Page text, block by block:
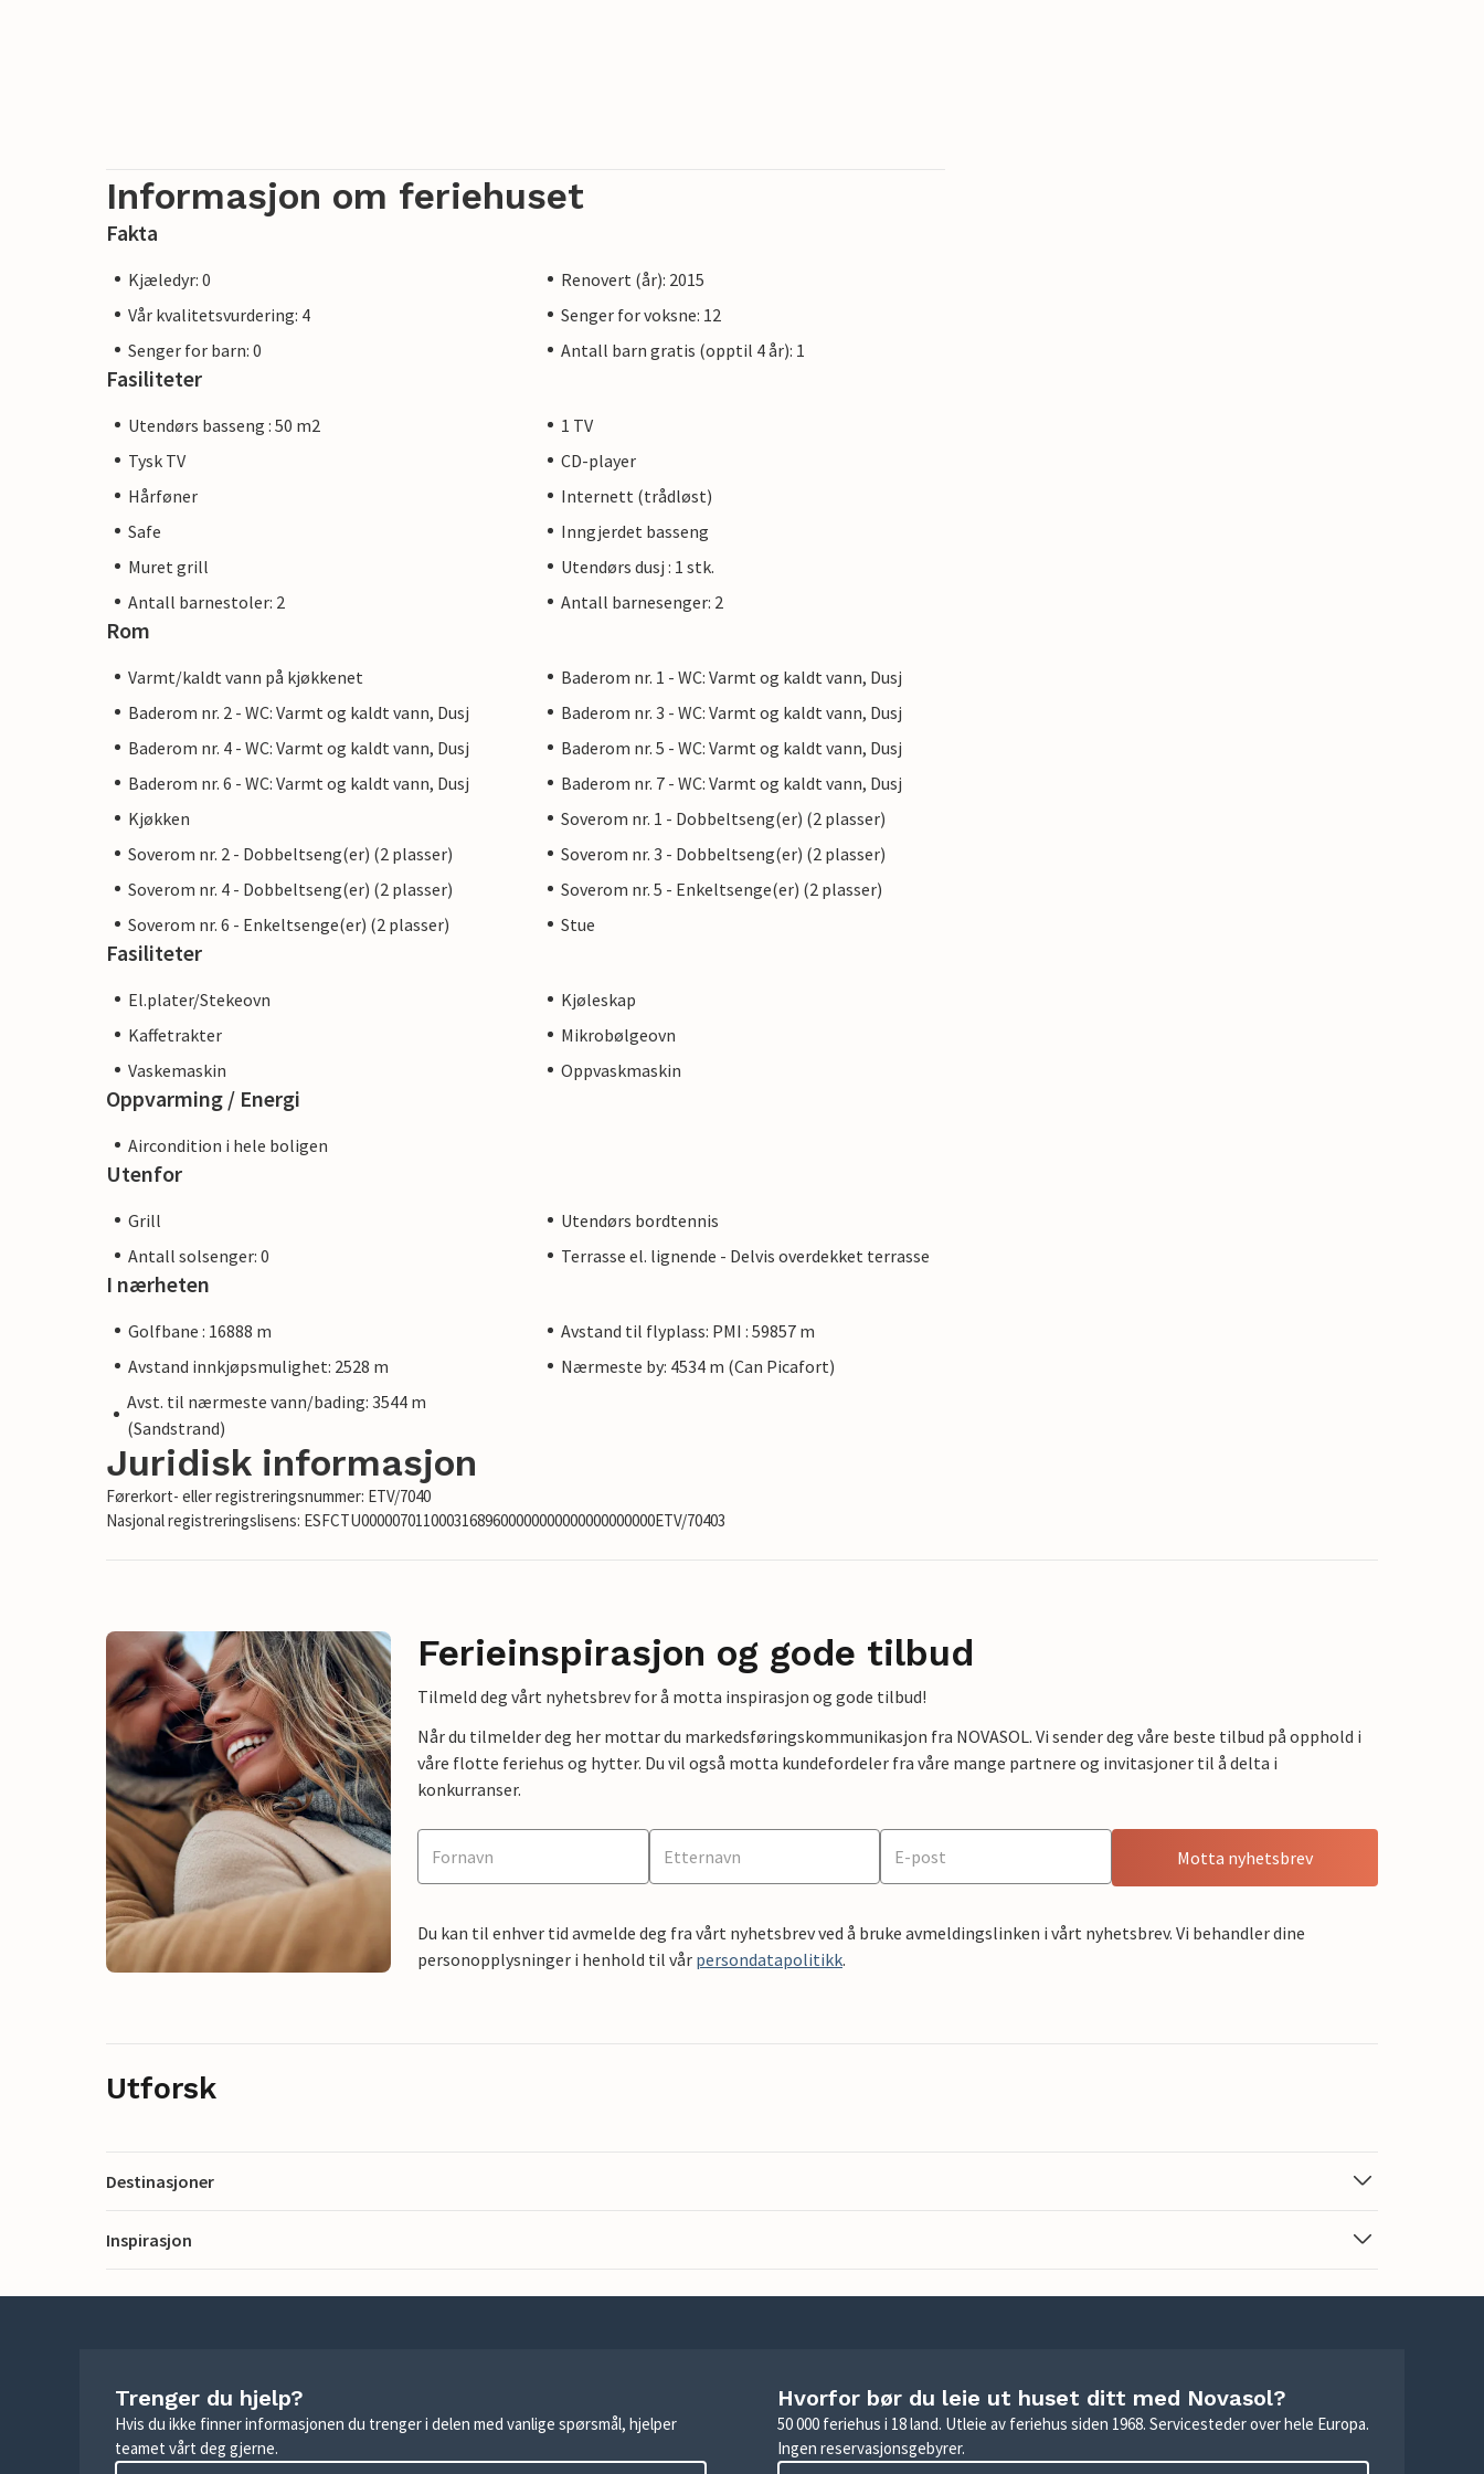
ikke være annerledes enn om du hadde bestilt overnatting hos en profesjonell eier.
Informasjon om feriehuset
Fakta
Kjæledyr: 0
Renovert (år): 2015
Vår kvalitetsvurdering: 4
Senger for voksne: 12
Senger for barn: 0
Antall barn gratis (opptil 4 år): 1
Fasiliteter
Utendørs basseng : 50 m2
1 TV
Tysk TV
CD-player
Hårføner
Internett (trådløst)
Safe
Inngjerdet basseng
Muret grill
Utendørs dusj : 1 stk.
Antall barnestoler: 2
Antall barnesenger: 2
Rom
Varmt/kaldt vann på kjøkkenet
Baderom nr. 1 - WC: Varmt og kaldt vann, Dusj
Baderom nr. 2 - WC: Varmt og kaldt vann, Dusj
Baderom nr. 3 - WC: Varmt og kaldt vann, Dusj
Baderom nr. 4 - WC: Varmt og kaldt vann, Dusj
Baderom nr. 5 - WC: Varmt og kaldt vann, Dusj
Baderom nr. 6 - WC: Varmt og kaldt vann, Dusj
Baderom nr. 7 - WC: Varmt og kaldt vann, Dusj
Kjøkken
Soverom nr. 1 - Dobbeltseng(er) (2 plasser)
Soverom nr. 2 - Dobbeltseng(er) (2 plasser)
Soverom nr. 3 - Dobbeltseng(er) (2 plasser)
Soverom nr. 4 - Dobbeltseng(er) (2 plasser)
Soverom nr. 5 - Enkeltsenge(er) (2 plasser)
Soverom nr. 6 - Enkeltsenge(er) (2 plasser)
Stue
Fasiliteter
El.plater/Stekeovn
Kjøleskap
Kaffetrakter
Mikrobølgeovn
Vaskemaskin
Oppvaskmaskin
Oppvarming / Energi
Aircondition i hele boligen
Utenfor
Grill
Utendørs bordtennis
Antall solsenger: 0
Terrasse el. lignende - Delvis overdekket terrasse
I nærheten
Golfbane : 16888 m
Avstand til flyplass: PMI : 59857 m
Avstand innkjøpsmulighet: 2528 m
Nærmeste by: 4534 m (Can Picafort)
Avst. til nærmeste vann/bading: 3544 m
(Sandstrand)
Juridisk informasjon
Førerkort- eller registreringsnummer: ETV/7040
Nasjonal registreringslisens: ESFCTU00000701100031689600000000000000000000ETV/70403
Ferieinspirasjon og gode tilbud
Tilmeld deg vårt nyhetsbrev for å motta inspirasjon og gode tilbud!
Når du tilmelder deg her mottar du markedsføringskommunikasjon fra NOVASOL. Vi sender deg våre beste tilbud på opphold i
våre flotte feriehus og hytter. Du vil også motta kundefordeler fra våre mange partnere og invitasjoner til å delta i
konkurranser.
Motta nyhetsbrev
Du kan til enhver tid avmelde deg fra vårt nyhetsbrev ved å bruke avmeldingslinken i vårt nyhetsbrev. Vi behandler dine
personopplysninger i henhold til vår persondatapolitikk.
Utforsk
Destinasjoner
Inspirasjon
Trenger du hjelp?
Hvis du ikke finner informasjonen du trenger i delen med vanlige spørsmål, hjelper
teamet vårt deg gjerne.
Hvorfor bør du leie ut huset ditt med Novasol?
50 000 feriehus i 18 land. Utleie av feriehus siden 1968. Servicesteder over hele Europa.
Ingen reservasjonsgebyrer.